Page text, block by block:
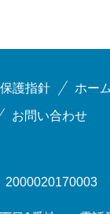
護指針 ホー
お問い合わせ
2000020170003